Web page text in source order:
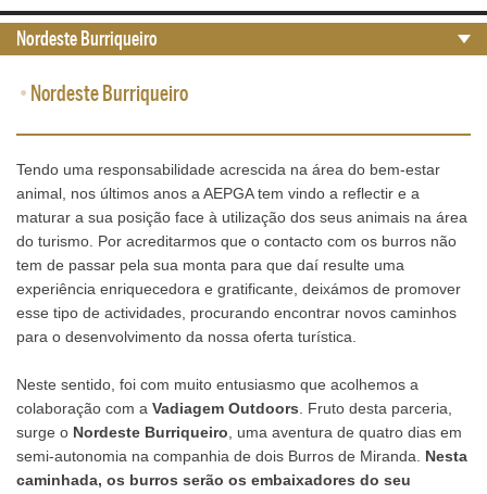
• Nordeste Burriqueiro
Tendo uma responsabilidade acrescida na área do bem-estar
animal, nos últimos anos a AEPGA tem vindo a reflectir e a
maturar a sua posição face à utilização dos seus animais na área
do turismo. Por acreditarmos que o contacto com os burros não
tem de passar pela sua monta para que daí resulte uma
experiência enriquecedora e gratificante, deixámos de promover
esse tipo de actividades, procurando encontrar novos caminhos
para o desenvolvimento da nossa oferta turística.
Neste sentido, foi com muito entusiasmo que acolhemos a
colaboração com a Vadiagem Outdoors . Fruto desta parceria,
surge o Nordeste Burriqueiro , uma aventura de quatro dias em
semi-autonomia na companhia de dois Burros de Miranda. Nesta
caminhada, os burros serão os embaixadores do seu
Nordeste Burriqueiro